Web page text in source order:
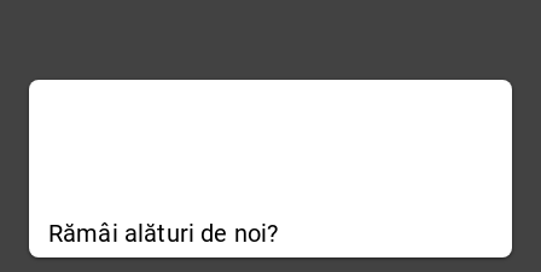
Rămâi alături de noi?